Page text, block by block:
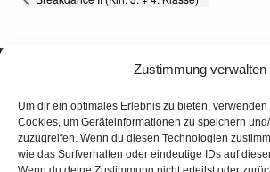
Zustimmung verwalten
Um dir ein optimales Erlebnis zu bieten,
Cookies, um Geräteinformationen zu speichern
zuzugreifen. Wenn du diesen Technologien
wie das Surfverhalten oder eindeutige IDs auf